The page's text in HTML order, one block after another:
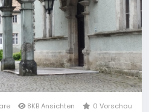
8KB Ansichten 0 Vorschau